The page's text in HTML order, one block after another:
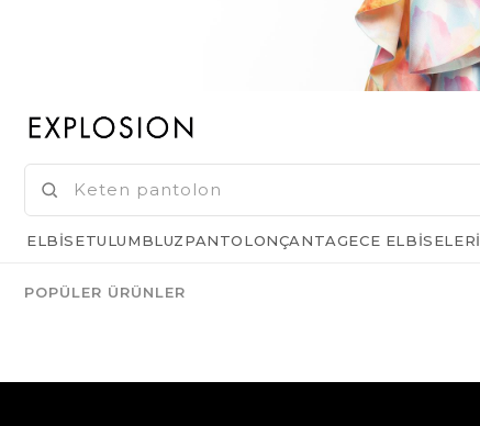
ELBISETULUMBLUZPANTOLONÇANTAGECE ELBISELERI
POPÜLER ÜRÜNLER